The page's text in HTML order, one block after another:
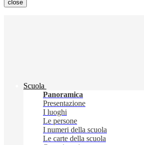
close
Scuola
Panoramica
Presentazione
I luoghi
Le persone
I numeri della scuola
Le carte della scuola